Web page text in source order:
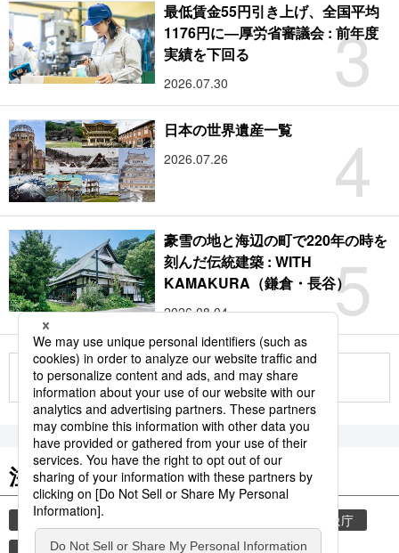
3
最低賃金55円引き上げ、全国平均
1176円に―厚労省審議会 : 前年度
実績を下回る
2026.07.30
4
日本の世界遺産一覧
2026.07.26
5
豪雪の地と海辺の町で220年の時を
刻んだ伝統建築 : WITH
KAMAKURA（鎌倉・長谷）
2026.08.04
もっと見る
注目のキーワード
共同通信ニュース
気象庁